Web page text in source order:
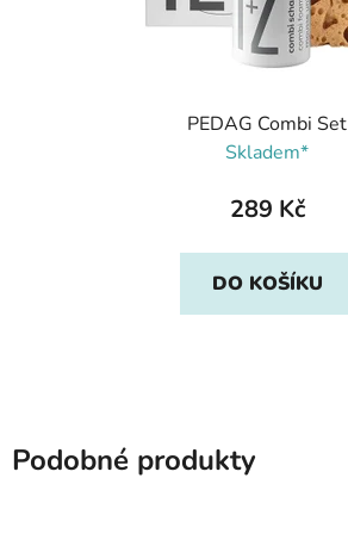
PEDAG Combi Set
Skladem*
289 Kč
DO KOŠÍKU
Podobné produkty